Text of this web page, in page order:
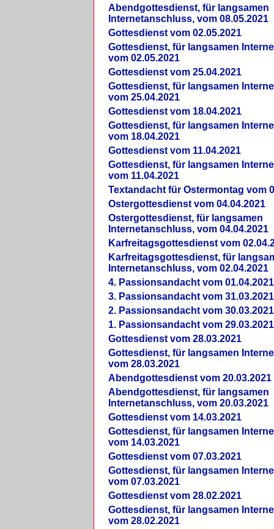
Abendgottesdienst, für langsamen
Internetanschluss, vom 08.05.2021
Gottesdienst vom 02.05.2021
Gottesdienst, für langsamen
vom 02.05.2021
Gottesdienst vom 25.04.2021
Gottesdienst, für langsamen
vom 25.04.2021
Gottesdienst vom 18.04.2021
Gottesdienst, für langsamen
vom 18.04.2021
Gottesdienst vom 11.04.2021
Gottesdienst, für langsamen
vom 11.04.2021
Textandacht für Ostermontag vom
Ostergottesdienst vom 04.04.2021
Ostergottesdienst, für langsamen
Internetanschluss, vom 04.04.2021
Karfreitagsgottesdienst vom
Karfreitagsgottesdienst, für
Internetanschluss, vom 02.04.2021
4. Passionsandacht vom 01.04.2021
3. Passionsandacht vom 31.03.2021
2. Passionsandacht vom 30.03.2021
1. Passionsandacht vom 29.03.2021
Gottesdienst vom 28.03.2021
Gottesdienst, für langsamen
vom 28.03.2021
Abendgottesdienst vom 20.03.2021
Abendgottesdienst, für langsamen
Internetanschluss, vom 20.03.2021
Gottesdienst vom 14.03.2021
Gottesdienst, für langsamen
vom 14.03.2021
Gottesdienst vom 07.03.2021
Gottesdienst, für langsamen
vom 07.03.2021
Gottesdienst vom 28.02.2021
Gottesdienst, für langsamen
vom 28.02.2021